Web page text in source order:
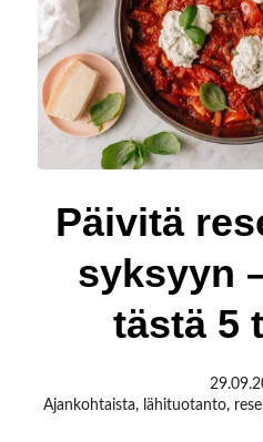
Päivitä
syksyyn
tästä 5
Ajankohtaista, lähituotanto,